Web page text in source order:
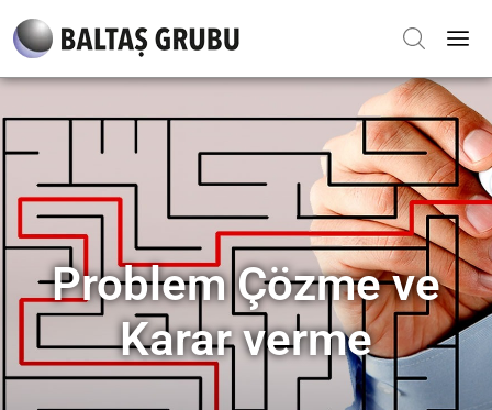
Problem Çözme ve
Karar verme